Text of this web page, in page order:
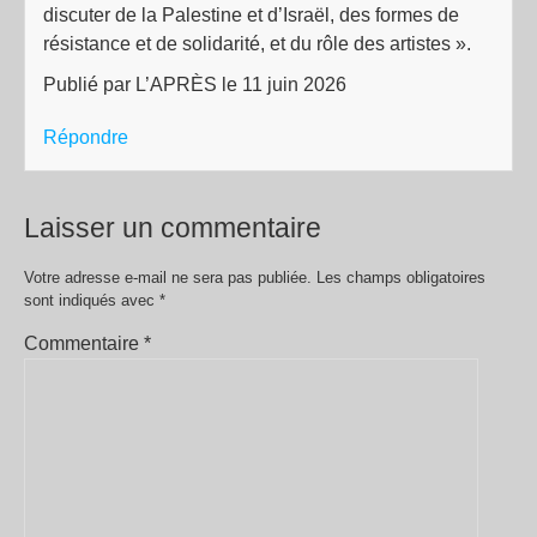
discuter de la Palestine et d’Israël, des formes de
résistance et de solidarité, et du rôle des artistes ».
Publié par L’APRÈS le 11 juin 2026
Répondre
Laisser un commentaire
Votre adresse e-mail ne sera pas publiée. Les champs obligatoires
sont indiqués avec *
Commentaire *